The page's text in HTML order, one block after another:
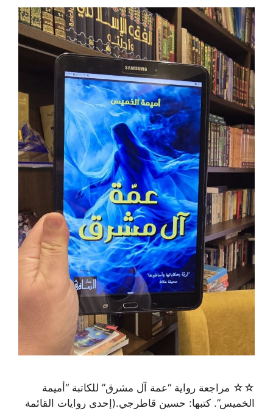
☆☆ مراجعة رواية “عمة آل مشرق” للكاتبة “أميمة
الخميس”. كتبها: حسين قاطرجي.(إحدى روايات القائمة